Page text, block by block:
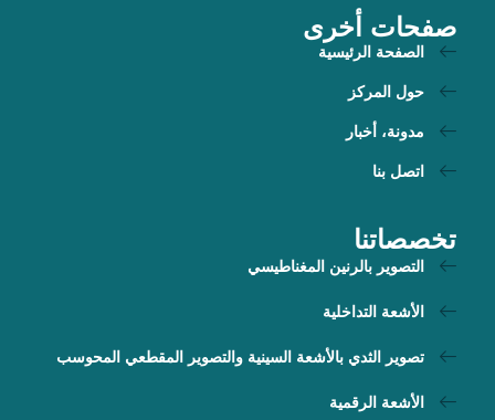
صفحات أخرى
الصفحة الرئيسية
حول المركز
مدونة، أخبار
اتصل بنا
تخصصاتنا
التصوير بالرنين المغناطيسي
الأشعة التداخلية
تصوير الثدي بالأشعة السينية والتصوير المقطعي المحوسب
الأشعة الرقمية